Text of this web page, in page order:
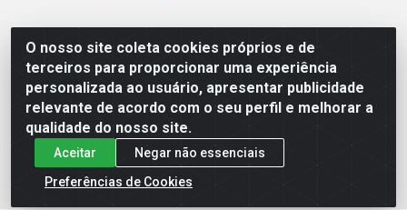
O nosso site coleta cookies próprios e de
terceiros para proporcionar uma experiência
personalizada ao usuário, apresentar publicidade
relevante de acordo com o seu perfil e melhorar a
qualidade do nosso site.
Aceitar
Negar não essenciais
Preferências de Cookies
Comercial Diskpan Ltda - Av. Fernando Antonio, 1911 -
Sotelandia, Cariacica/ES - CEP 29140-669 - CNPJ
02.691.482/0001-07